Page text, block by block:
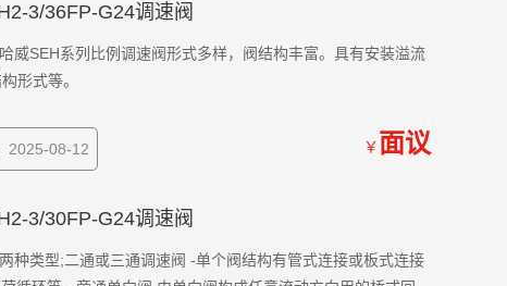
3/36FP-G24调速阀
威SEH系列比例调速阀形式多样，阀结构丰富。具有安装溢流
形式等。
2025-08-12 ￥ 面议
3/30FP-G24调速阀
种类型;二通或三通调速阀 -单个阀结构有管式连接或板式连接